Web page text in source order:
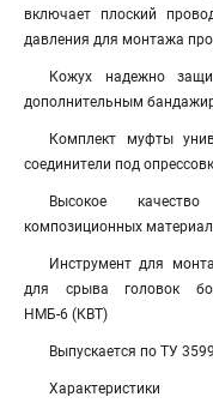
включает плоский
давления для монтажа
Кожух надежно
дополнительным
Комплект муфты
соединители под
Высокое
композиционных
Инструмент для
для срыва головок
НМБ-6 (КВТ)
Выпускается по ТУ
Характеристики